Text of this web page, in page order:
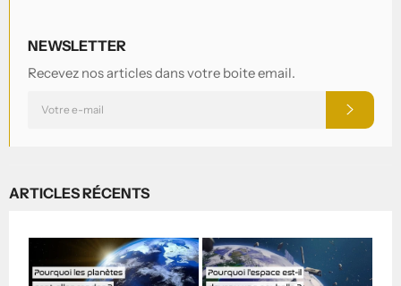
NEWSLETTER
Recevez nos articles dans votre boite email.
VOUS
OFFRES
ARTICLES RÉCENTS